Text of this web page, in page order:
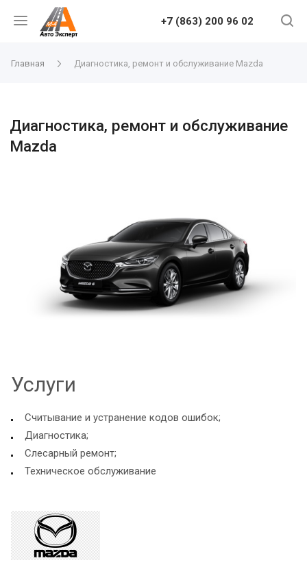
+7 (863) 200 96 02
Главная Диагностика, ремонт и обслуживание Mazda
Диагностика, ремонт и обслуживание
Mazda
Услуги
Считывание и устранение кодов ошибок;
Диагностика;
Слесарный ремонт;
Техническое обслуживание